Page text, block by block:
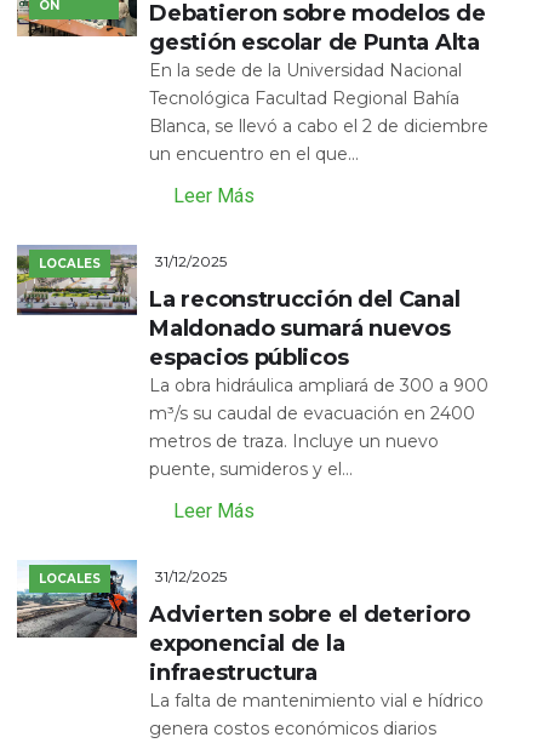
ÓN
Debatieron sobre modelos de
gestión escolar de Punta Alta
En la sede de la Universidad Nacional
Tecnológica Facultad Regional Bahía
Blanca, se llevó a cabo el 2 de diciembre
un encuentro en el que...
Leer Más
LOCALES 31/12/2025
La reconstrucción del Canal
Maldonado sumará nuevos
espacios públicos
La obra hidráulica ampliará de 300 a 900
m³/s su caudal de evacuación en 2400
metros de traza. Incluye un nuevo
puente, sumideros y el...
Leer Más
LOCALES 31/12/2025
Advierten sobre el deterioro
exponencial de la
infraestructura
La falta de mantenimiento vial e hídrico
genera costos económicos diarios